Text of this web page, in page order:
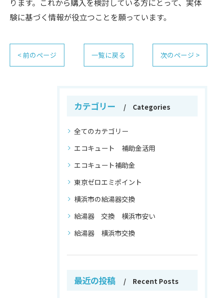
ります。これから購入を検討している方にとって、実体
験に基づく情報が役立つことを願っています。
< 前のページ 一覧に戻る 次のページ >
カテゴリー Categories
全てのカテゴリー
エコキュート 補助金活用
エコキュート補助金
東京ゼロエミポイント
横浜市の給湯器交換
給湯器 交換 横浜市安い
給湯器 横浜市交換
最近の投稿 Recent Posts